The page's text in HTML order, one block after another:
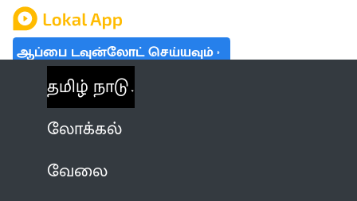
ஆப்பை டவுன்லோட் செய்யவும்
தமிழ் நாடு
லோக்கல்
வேலை